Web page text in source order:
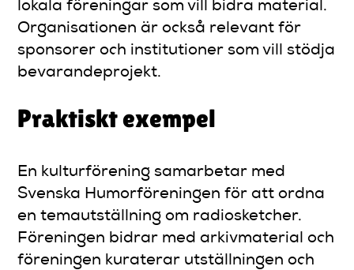
lokala föreningar som vill bidra material.
Organisationen är också relevant för
sponsorer och institutioner som vill stödja
bevarandeprojekt.
Praktiskt exempel
En kulturförening samarbetar med
Svenska Humorföreningen för att ordna
en temautställning om radiosketcher.
Föreningen bidrar med arkivmaterial och
föreningen kuraterar utställningen och